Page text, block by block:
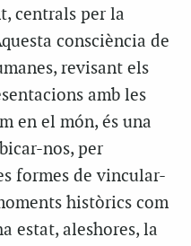
centrals per la
consciència de
revisant els
amb les
en el món, és una
nos, per
formes de vincular-
històrics com
estat, aleshores, la